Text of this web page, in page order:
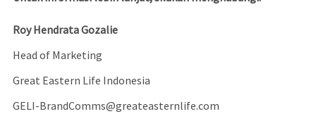
Roy Hendrata Gozalie
Head of Marketing
Great Eastern Life Indonesia
GELI-BrandComms@greateasternlife.com